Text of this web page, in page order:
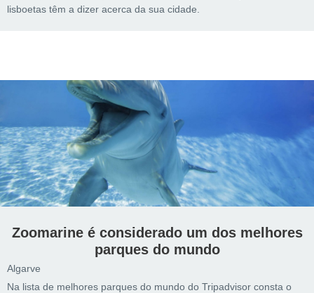
lisboetas têm a dizer acerca da sua cidade.
Zoomarine é considerado um dos melhores
parques do mundo
Algarve
Na lista de melhores parques do mundo do Tripadvisor consta o